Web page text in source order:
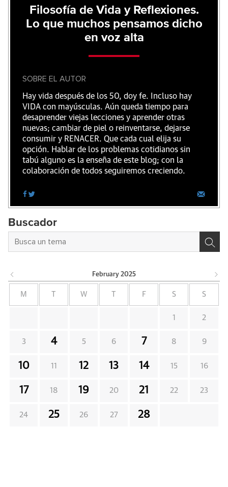
Filosofía de Vida y Reflexiones.
Lo que muchos pensamos dicho
en voz alta
SOBRE EL AUTOR
Hay vida después de los 50, doy fe. Incluso hay
VIDA con mayúsculas. Aún queda tiempo para
desaprender viejas lecciones y aprender otras
nuevas; cambiar de piel o reinventarse, dejarse
consumir y RENACER. Que cada cual elija su
opción. Hablar de los problemas cotidianos sin
tabú alguno es la enseña de este blog; con la
colaboración de todos seguiremos creciendo.
Buscador
February 2025
M W F S S
1 2
3 4 5 6 7 8 9
10 11 12 13 14 15 16
17 18 19 20 21 22 23
24 25 26 27 28